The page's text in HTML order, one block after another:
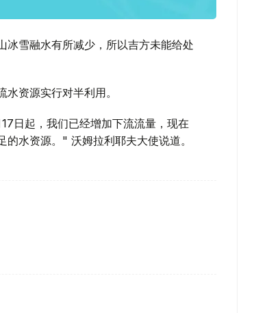
冰雪融水有所减少，所以吉方未能给处
资源实行对半利用。
日起，我们已经增加下流流量，现在
水资源。" 沃姆拉利耶夫大使说道。